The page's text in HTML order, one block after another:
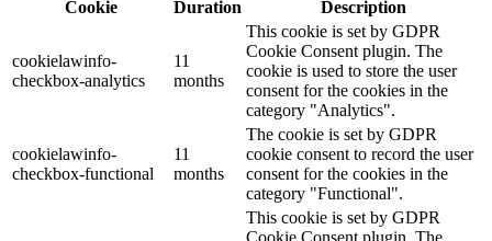
Cookie
Duration Description
cookielawinfo-
checkbox-analytics
11
months
This cookie is set by GDPR
Cookie Consent plugin. The
cookie is used to store the user
consent for the cookies in the
category "Analytics".
cookielawinfo-
checkbox-functional
11
months
The cookie is set by GDPR
cookie consent to record the user
consent for the cookies in the
category "Functional".
This cookie is set by GDPR